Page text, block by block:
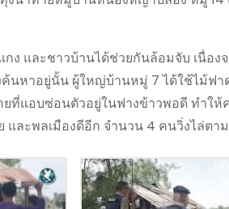
ง และชาวบ้านได้ช่วยกันล้อมจับ เนื่อง
นหาอยู่นั้น ผู้ใหญ่บ้านหมู่ 7 ได้ใช้ไม้ฟา
ที่แอบซ่อนตัวอยู่ในฟางข้าวพอดี ทำให้
ละพลเมืองดีอีก จำนวน 4 คนวิ่งไล่ตา